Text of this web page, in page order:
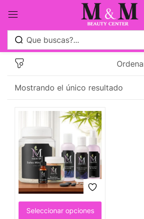
Mostrando el único resultado
Seleccionar opciones
Sign in
Remember me
Log in
Crear una cuenta